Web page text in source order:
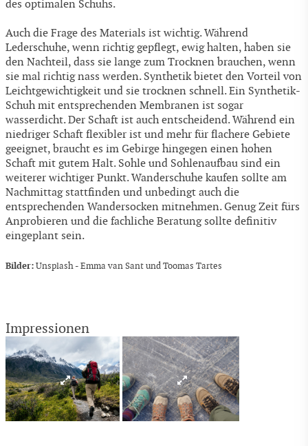
des optimalen Schuhs.
Auch die Frage des Materials ist wichtig. Während
Lederschuhe, wenn richtig gepflegt, ewig halten, haben sie
den Nachteil, dass sie lange zum Trocknen brauchen, wenn
sie mal richtig nass werden. Synthetik bietet den Vorteil von
Leichtgewichtigkeit und sie trocknen schnell. Ein Synthetik-
Schuh mit entsprechenden Membranen ist sogar
wasserdicht. Der Schaft ist auch entscheidend. Während ein
niedriger Schaft flexibler ist und mehr für flachere Gebiete
geeignet, braucht es im Gebirge hingegen einen hohen
Schaft mit gutem Halt. Sohle und Sohlenaufbau sind ein
weiterer wichtiger Punkt. Wanderschuhe kaufen sollte am
Nachmittag stattfinden und unbedingt auch die
entsprechenden Wandersocken mitnehmen. Genug Zeit fürs
Anprobieren und die fachliche Beratung sollte definitiv
eingeplant sein.
Bilder: Unsplash - Emma van Sant und Toomas Tartes
Impressionen